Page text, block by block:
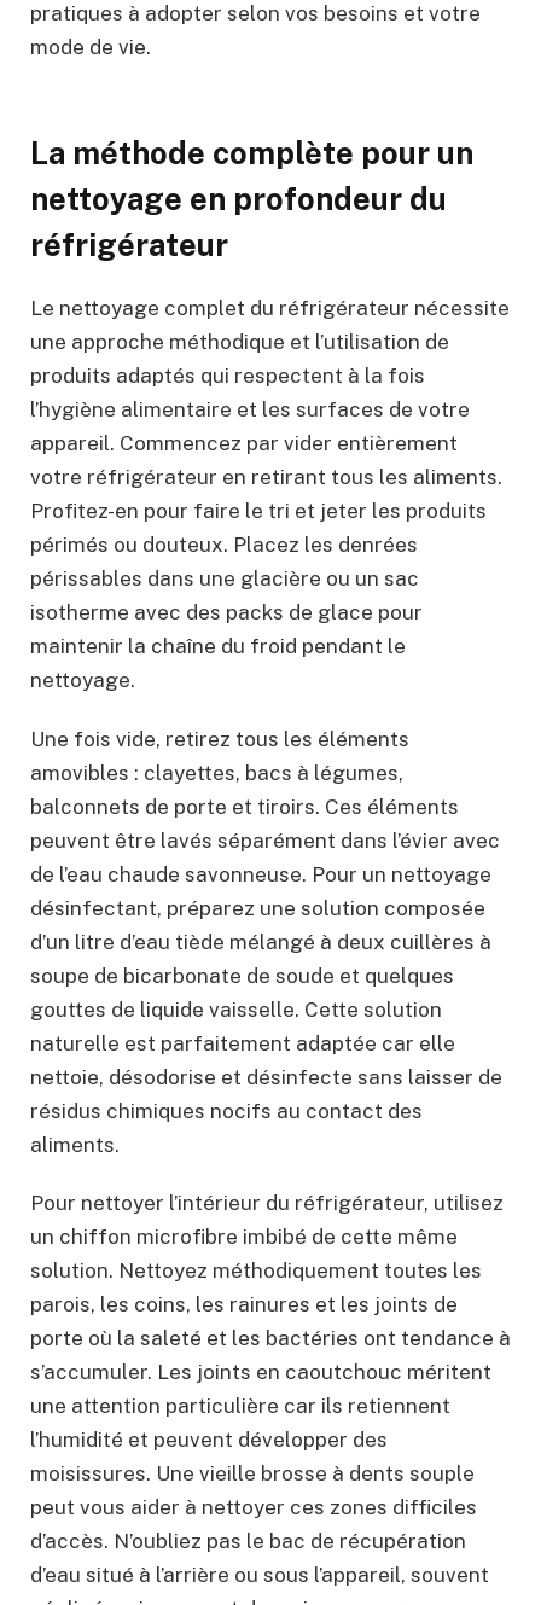
pratiques à adopter selon vos besoins et votre
mode de vie.
La méthode complète pour un
nettoyage en profondeur du
réfrigérateur
Le nettoyage complet du réfrigérateur nécessite
une approche méthodique et l’utilisation de
produits adaptés qui respectent à la fois
l’hygiène alimentaire et les surfaces de votre
appareil. Commencez par vider entièrement
votre réfrigérateur en retirant tous les aliments.
Profitez-en pour faire le tri et jeter les produits
périmés ou douteux. Placez les denrées
périssables dans une glacière ou un sac
isotherme avec des packs de glace pour
maintenir la chaîne du froid pendant le
nettoyage.
Une fois vide, retirez tous les éléments
amovibles : clayettes, bacs à légumes,
balconnets de porte et tiroirs. Ces éléments
peuvent être lavés séparément dans l’évier avec
de l’eau chaude savonneuse. Pour un nettoyage
désinfectant, préparez une solution composée
d’un litre d’eau tiède mélangé à deux cuillères à
soupe de bicarbonate de soude et quelques
gouttes de liquide vaisselle. Cette solution
naturelle est parfaitement adaptée car elle
nettoie, désodorise et désinfecte sans laisser de
résidus chimiques nocifs au contact des
aliments.
Pour nettoyer l’intérieur du réfrigérateur, utilisez
un chiffon microfibre imbibé de cette même
solution. Nettoyez méthodiquement toutes les
parois, les coins, les rainures et les joints de
porte où la saleté et les bactéries ont tendance à
s’accumuler. Les joints en caoutchouc méritent
une attention particulière car ils retiennent
l’humidité et peuvent développer des
moisissures. Une vieille brosse à dents souple
peut vous aider à nettoyer ces zones difficiles
d’accès. N’oubliez pas le bac de récupération
d’eau situé à l’arrière ou sous l’appareil, souvent